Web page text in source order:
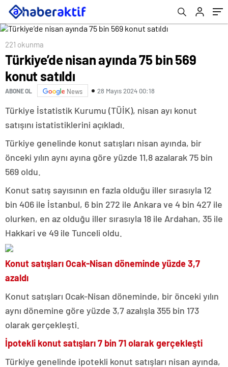
221 okunma
Türkiye’de nisan ayında 75 bin 569
konut satıldı
ABONE OL News 28 Mayıs 2024 00:18
Türkiye İstatistik Kurumu (TÜİK), nisan ayı konut
satışını istatistiklerini açıkladı.
Türkiye genelinde konut satışları nisan ayında, bir
önceki yılın aynı ayına göre yüzde 11,8 azalarak 75 bin
569 oldu.
Konut satış sayısının en fazla olduğu iller sırasıyla 12
bin 406 ile İstanbul, 6 bin 272 ile Ankara ve 4 bin 427 ile
olurken, en az olduğu iller sırasıyla 18 ile Ardahan, 35 ile
Hakkari ve 49 ile Tunceli oldu.
Konut satışları Ocak-Nisan döneminde yüzde 3,7
azaldı
Konut satışları Ocak-Nisan döneminde, bir önceki yılın
aynı dönemine göre yüzde 3,7 azalışla 355 bin 173
olarak gerçekleşti.
İpotekli konut satışları 7 bin 71 olarak gerçekleşti
Türkiye genelinde ipotekli konut satışları nisan ayında,